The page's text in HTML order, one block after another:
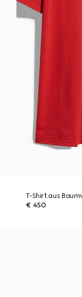
T-Shirt aus
€ 450